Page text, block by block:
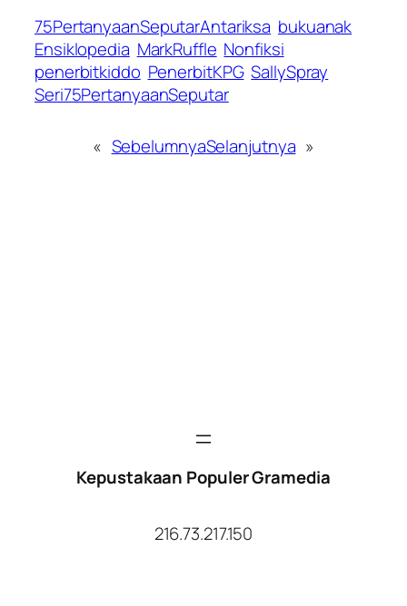
75PertanyaanSeputarAntariksa bukuanak
Ensiklopedia MarkRuffle Nonfiksi
penerbitkiddo PenerbitKPG SallySpray
Seri75PertanyaanSeputar
« SebelumnyaSelanjutnya »
Kepustakaan Populer Gramedia
216.73.217.150